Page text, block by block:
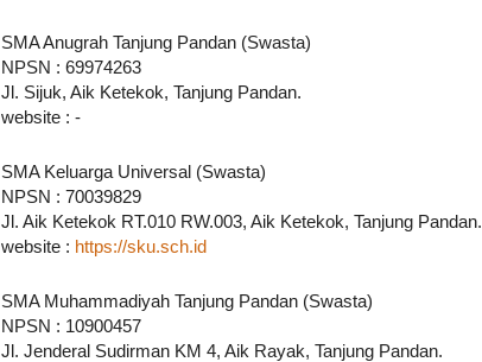
SMA Anugrah Tanjung Pandan (Swasta)
NPSN : 69974263
Jl. Sijuk, Aik Ketekok, Tanjung Pandan.
website : -
SMA Keluarga Universal (Swasta)
NPSN : 70039829
Jl. Aik Ketekok RT.010 RW.003, Aik Ketekok, Tanjung Pandan.
website : https://sku.sch.id
SMA Muhammadiyah Tanjung Pandan (Swasta)
NPSN : 10900457
Jl. Jenderal Sudirman KM 4, Aik Rayak, Tanjung Pandan.